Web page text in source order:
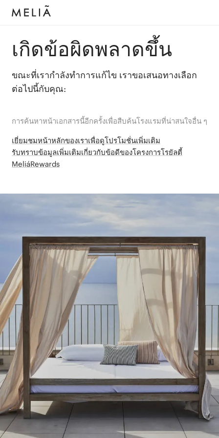
เกิดข้อผิดพลาดขึ้น
ขณะที่เรากำลังทำการแก้ไข เราขอเสนอทางเลือก
ต่อไปนี้กับคุณ:
การค้นหาหน้าเอกสารนี้อีกครั้งเพื่อสืบค้นโรงแรมที่น่าสนใจอื่น ๆ
เยี่ยมชมหน้าหลักของเราเพื่อดูโปรโมชั่นเพิ่มเติม
รับทราบข้อมูลเพิ่มเติมเกี่ยวกับข้อดีของโครงการโรยัลตี้
MeliáRewards